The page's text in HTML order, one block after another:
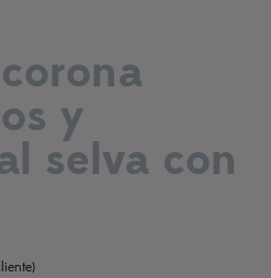
y
selva con